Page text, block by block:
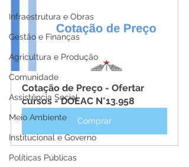
Infraestrutura e Obras
Gestão e Finanças
Agricultura e Produção
Comunidade
Assistência Social
Meio Ambiente
Institucional e Governo
Políticas Públicas
Cotação de Preço - Ofertar
cursos - DOEAC N°13.958
Comprar